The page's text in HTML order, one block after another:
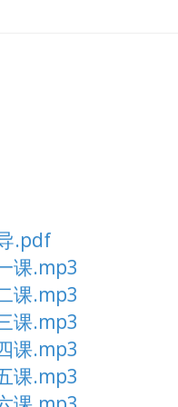
.pdf
课.mp3
课.mp3
课.mp3
课.mp3
课.mp3